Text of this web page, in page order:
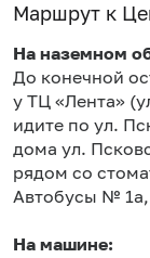
Маршрут к
На наземном
До конечной
у ТЦ «Лента»
идите по ул.
дома ул.
рядом со
Автобусы № 1а,
На машине: